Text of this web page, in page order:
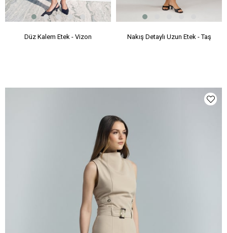
Düz Kalem Etek - Vizon Nakış Detaylı Uzun Etek - Taş